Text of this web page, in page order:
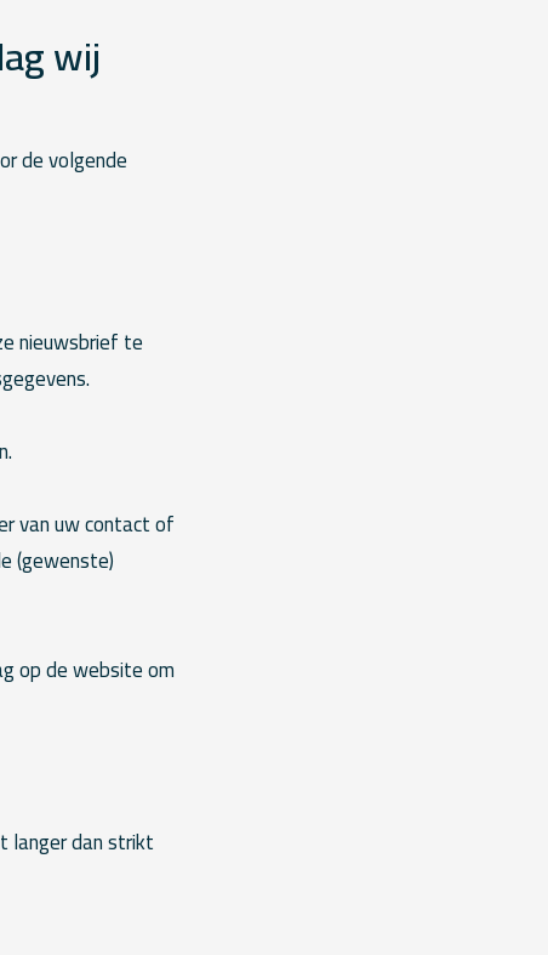
wij
de volgende
nieuwsbrief te
van uw contact of
(gewenste)
op de website om
langer dan strikt